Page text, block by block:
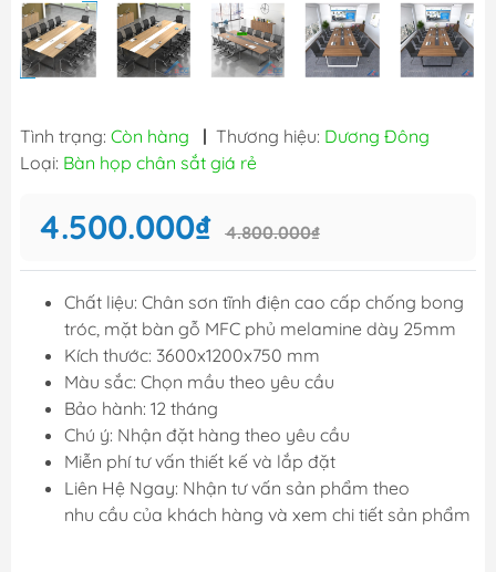
Tình trạng: Còn hàng | Thương hiệu: Dương Đông
Loại: Bàn họp chân sắt giá rẻ
4.500.000₫ 4.800.000₫
Chất liệu: Chân sơn tĩnh điện cao cấp chống bong
tróc, mặt bàn gỗ MFC phủ melamine dày 25mm
Kích thước: 3600x1200x750 mm
Màu sắc: Chọn mầu theo yêu cầu
Bảo hành: 12 tháng
Chú ý: Nhận đặt hàng theo yêu cầu
Miễn phí tư vấn thiết kế và lắp đặt
Liên Hệ Ngay: Nhận tư vấn sản phẩm theo
nhu cầu của khách hàng và xem chi tiết sản phẩm